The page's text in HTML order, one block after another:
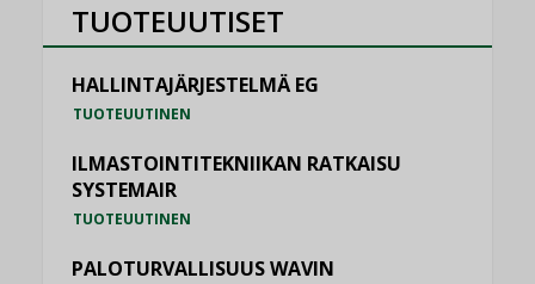
TUOTEUUTISET
HALLINTAJÄRJESTELMÄ EG
TUOTEUUTINEN
ILMASTOINTITEKNIIKAN RATKAISU
SYSTEMAIR
TUOTEUUTINEN
PALOTURVALLISUUS WAVIN